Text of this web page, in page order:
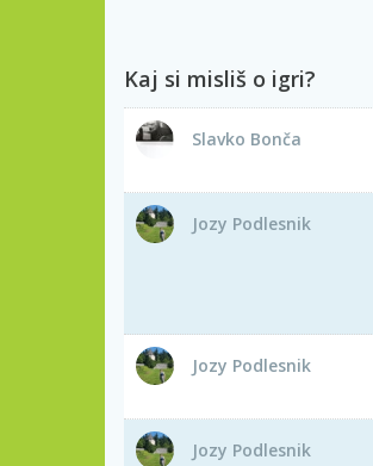
Kaj si misliš o igri?
Slavko Bonča
Jozy Podlesnik
Jozy Podlesnik
Jozy Podlesnik